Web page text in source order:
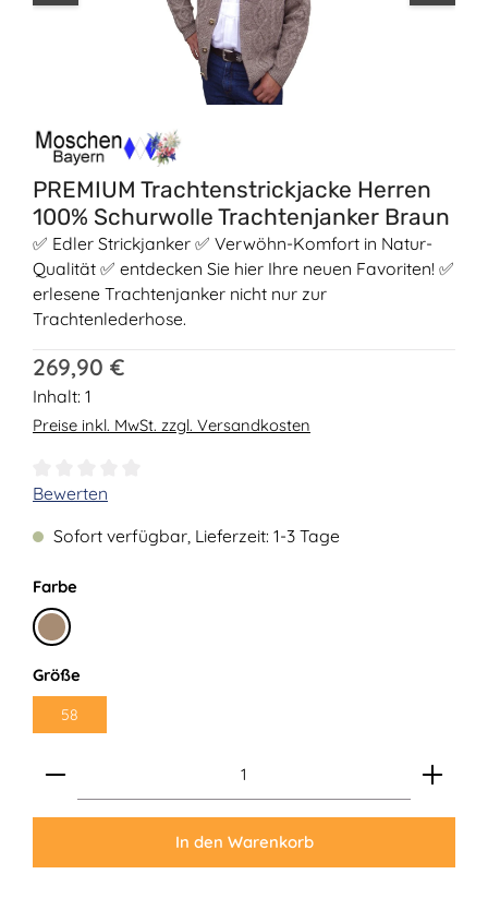
PREMIUM Trachtenstrickjacke Herren
100% Schurwolle Trachtenjanker Braun
✅ Edler Strickjanker ✅ Verwöhn-Komfort in Natur-
Qualität ✅ entdecken Sie hier Ihre neuen Favoriten! ✅
erlesene Trachtenjanker nicht nur zur
Trachtenlederhose.
Regulärer Preis:
269,90 €
Inhalt: 1
Preise inkl. MwSt. zzgl. Versandkosten
Durchschnittliche Bewertung von 0 von 5 Sternen
Bewerten
Sofort verfügbar, Lieferzeit: 1-3 Tage
Farbeauswählen
Hellbraun
Größeauswählen
58
Produkt Anzahl: Gib den gewünschten Wert ein
In den Warenkorb